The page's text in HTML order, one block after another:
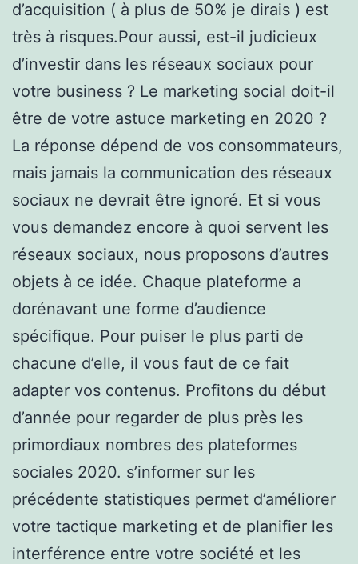
d’acquisition ( à plus de 50% je dirais ) est
très à risques.Pour aussi, est-il judicieux
d’investir dans les réseaux sociaux pour
votre business ? Le marketing social doit-il
être de votre astuce marketing en 2020 ?
La réponse dépend de vos consommateurs,
mais jamais la communication des réseaux
sociaux ne devrait être ignoré. Et si vous
vous demandez encore à quoi servent les
réseaux sociaux, nous proposons d’autres
objets à ce idée. Chaque plateforme a
dorénavant une forme d’audience
spécifique. Pour puiser le plus parti de
chacune d’elle, il vous faut de ce fait
adapter vos contenus. Profitons du début
d’année pour regarder de plus près les
primordiaux nombres des plateformes
sociales 2020. s’informer sur les
précédente statistiques permet d’améliorer
votre tactique marketing et de planifier les
interférence entre votre société et les